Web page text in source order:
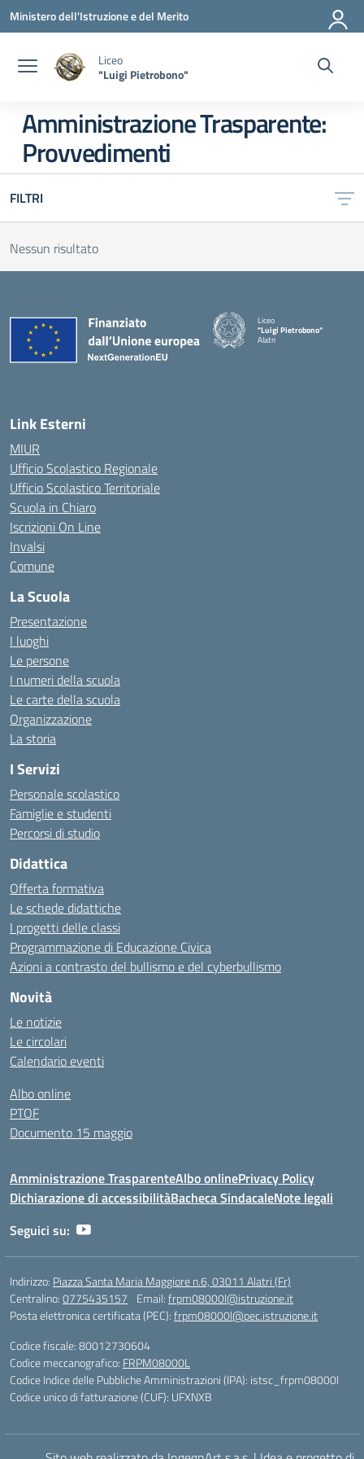
Vai ai contenuti
Vai al menu di navigazione
Vai al footer
Ministero dell'Istruzione e del Merito
Liceo
"Luigi Pietrobono"
Amministrazione Trasparente:
Provvedimenti
FILTRI
Nessun risultato
Liceo
"Luigi Pietrobono"
Alatri
Link Esterni
MIUR
Ufficio Scolastico Regionale
Ufficio Scolastico Territoriale
Scuola in Chiaro
Iscrizioni On Line
Invalsi
Comune
La Scuola
Presentazione
I luoghi
Le persone
I numeri della scuola
Le carte della scuola
Organizzazione
La storia
I Servizi
Personale scolastico
Famiglie e studenti
Percorsi di studio
Didattica
Offerta formativa
Le schede didattiche
I progetti delle classi
Programmazione di Educazione Civica
Azioni a contrasto del bullismo e del cyberbullismo
Novità
Le notizie
Le circolari
Calendario eventi
Albo online
PTOF
Documento 15 maggio
Amministrazione TrasparenteAlbo onlinePrivacy Policy
Dichiarazione di accessibilitàBacheca SindacaleNote legali
Seguici su:
Indirizzo: Piazza Santa Maria Maggiore n.6, 03011 Alatri (Fr)
Centralino:0775435157 Email:frpm08000l@istruzione.it
Posta elettronica certificata (PEC):frpm08000l@pec.istruzione.it
Codice fiscale: 80012730604
Codice meccanografico: FRPM08000L
Codice Indice delle Pubbliche Amministrazioni (IPA): istsc_frpm08000l
Codice unico di fatturazione (CUF): UFXNXB